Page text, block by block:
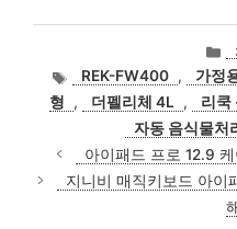
태REK-FW400 , 가정
형
, 더펠리체 4L , 리쿡
자동 음식물처
아이패드 프로 12.9
지니비 매직키보드 아이